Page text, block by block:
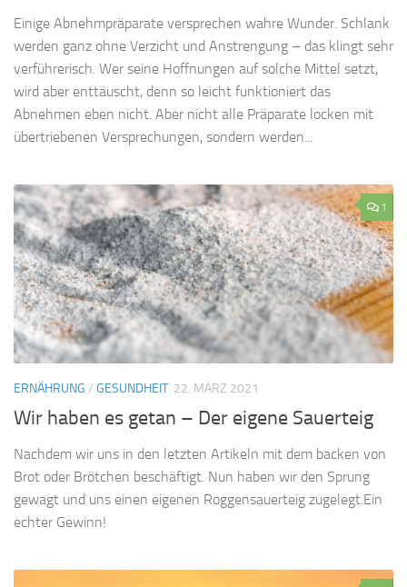
Einige Abnehmpräparate versprechen wahre Wunder. Schlank
werden ganz ohne Verzicht und Anstrengung – das klingt sehr
verführerisch. Wer seine Hoffnungen auf solche Mittel setzt,
wird aber enttäuscht, denn so leicht funktioniert das
Abnehmen eben nicht. Aber nicht alle Präparate locken mit
übertriebenen Versprechungen, sondern werden...
1
ERNÄHRUNG / GESUNDHEIT 22. MÄRZ 2021
Wir haben es getan – Der eigene Sauerteig
Nachdem wir uns in den letzten Artikeln mit dem backen von
Brot oder Brötchen beschäftigt. Nun haben wir den Sprung
gewagt und uns einen eigenen Roggensauerteig zugelegt.Ein
echter Gewinn!